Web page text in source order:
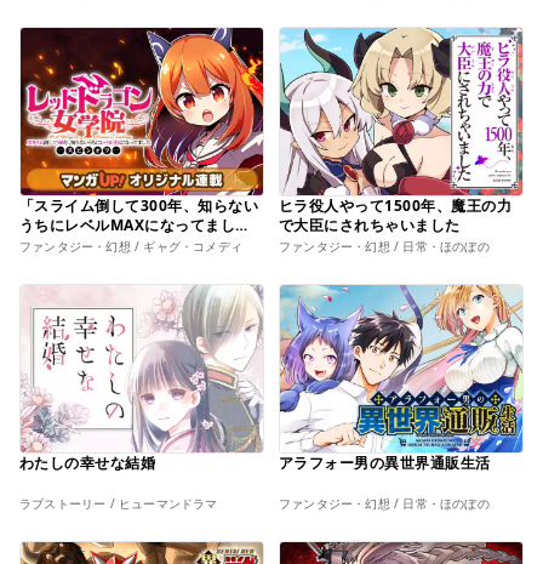
「スライム倒して300年、知らない
うちにレベルMAXになってまし
た」スピンオフ レッドドラゴン女
ファンタジー・幻想 / ギャグ・コメディ
ヒラ役人やって1500年、魔王の力
で大臣にされちゃいました
ファンタジー・幻想 / 日常・ほのぼの
わたしの幸せな結婚
ラブストーリー / ヒューマンドラマ
アラフォー男の異世界通販生活
ファンタジー・幻想 / 日常・ほのぼの